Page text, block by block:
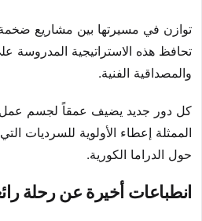
توازن في مسيرتها بين مشاريع
تحافظ هذه الاستراتيجية المدروسة
والمصداقية الفنية.
كل دور جديد يضيف عمقاً لجسم عمل
الممثلة إعطاء الأولوية للسرديات
حول الدراما الكورية.
انطباعات أخيرة عن رحلة